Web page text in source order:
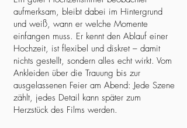
aufmerksam, bleibt dabei im Hintergrund
und weiß, wann er welche Momente
einfangen muss. Er kennt den Ablauf einer
Hochzeit, ist flexibel und diskret – damit
nichts gestellt, sondern alles echt wirkt. Vom
Ankleiden über die Trauung bis zur
ausgelassenen Feier am Abend: Jede Szene
zählt, jedes Detail kann später zum
Herzstück des Films werden.